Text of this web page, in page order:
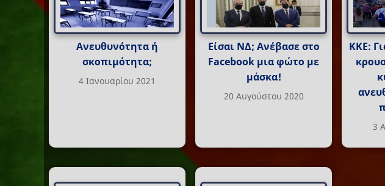
Ανευθυνότητα ή
σκοπιμότητα;
4 Ιανουαρίου 2021
Είσαι ΝΔ; Ανέβασε στο
Facebook μια φώτο με
μάσκα!
20 Αυγούστου 2020
ΚΚΕ:
3